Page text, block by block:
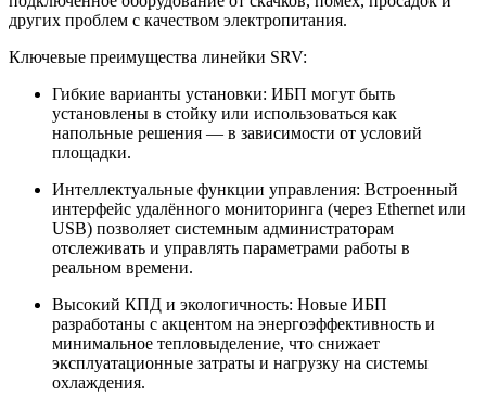
других проблем с качеством электропитания.
Ключевые преимущества линейки SRV:
Гибкие варианты установки: ИБП могут быть
установлены в стойку или использоваться как
напольные решения — в зависимости от условий
площадки.
Интеллектуальные функции управления: Встроенный
интерфейс удалённого мониторинга (через Ethernet или
USB) позволяет системным администраторам
отслеживать и управлять параметрами работы в
реальном времени.
Высокий КПД и экологичность: Новые ИБП
разработаны с акцентом на энергоэффективность и
минимальное тепловыделение, что снижает
эксплуатационные затраты и нагрузку на системы
охлаждения.